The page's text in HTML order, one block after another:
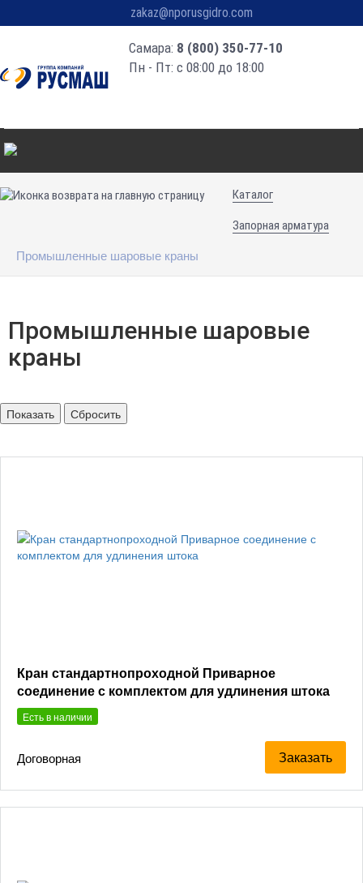
zakaz@nporusgidro.com
Самара: 8 (800) 350-77-10
Пн - Пт: с 08:00 до 18:00
Каталог
Запорная арматура
Промышленные шаровые краны
Промышленные шаровые
краны
Кран стандартнопроходной Приварное
соединение с комплектом для удлинения штока
Есть в наличии
Договорная Заказать